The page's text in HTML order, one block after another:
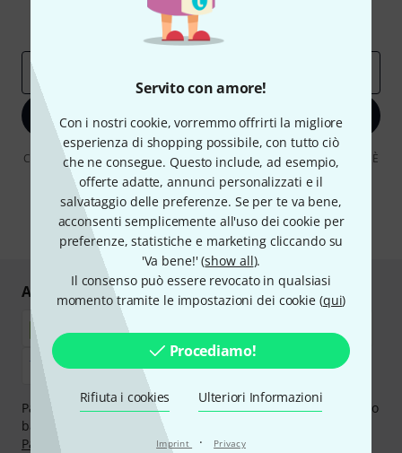
Servito con amore!
Con i nostri cookie, vorremmo offrirti la migliore
esperienza di shopping possibile, con tutto ciò
che ne consegue. Questo include, ad esempio,
offerte adatte, annunci personalizzati e il
salvataggio delle preferenze. Se per te va bene,
acconsenti semplicemente all'uso dei cookie per
preferenze, statistiche e marketing cliccando su
'Va bene!' (show all).
Il consenso può essere revocato in qualsiasi
momento tramite le impostazioni dei cookie (qui)
Procediamo!
Rifiuta i cookies Ulteriori Informazioni
Imprint · Privacy
Contributi d'ispirazione
Approfondimenti Thomann
Indirizzo e-mail
Cliccando su "Iscriviti ora", lei accetta di ricevere pubblicità via e-mail. È
possibile annullare l'iscrizione in qualsiasi momento. Può trovare
ulteriori informazioni sulla newsletter nelle nostre linee guida per la
protezione dei datidata protection guideline.
* Richiesto
Acquisti e pagamenti sicuri
Paga in tutta sicurezza con Contanti alla consegna, Bonifico
bancario, PayPal, Amazon Pay,
Paga in 3 rate
oppure Carta di credito.